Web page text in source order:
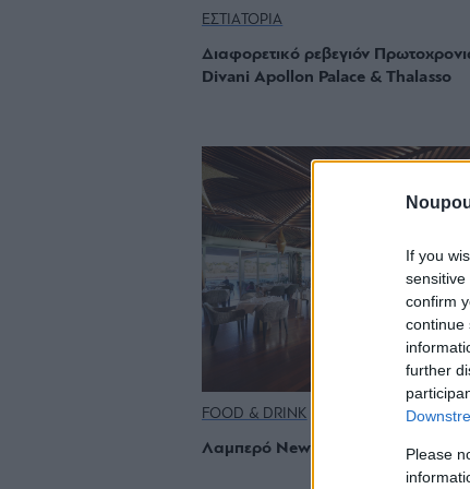
If you
confirm
continue
further
Please
ΕΣΤΙΑΤΟΡΙΑ
Διαφορετικό ρεβεγιόν
Divani Apollon Palace & Thalasso
FOOD & DRINK
Λαμπερό New Year’s Eve στο